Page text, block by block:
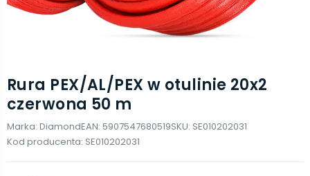
Rura PEX/AL/PEX w otulinie 20x2
czerwona 50 m
Marka: DiamondEAN: 5907547680519SKU: SE010202031
Kod producenta: SE010202031